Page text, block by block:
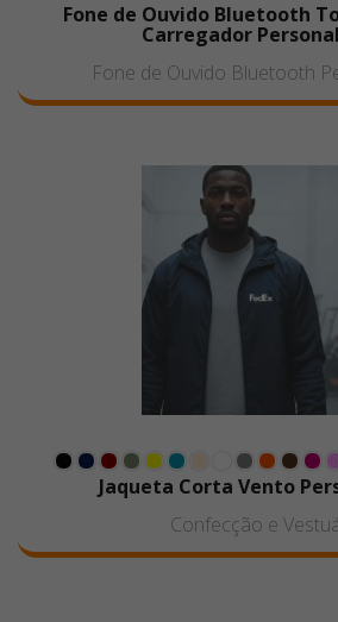
Fone de Ouvido Bluetooth
Carregador
Fone de Ouvido Bluetooth
Jaqueta Corta Vento
Confecção e